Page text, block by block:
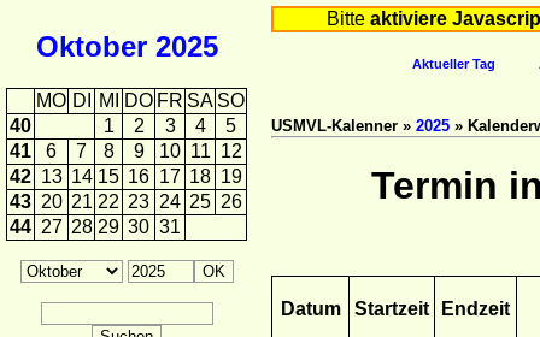
Oktober 2025
MO DI MI DO FR SA SO
40
1 2 3 4
5
41
6 7 8 9 10 11 12
42 13 14 15 16 17 18 19
43 20 21 22 23 24 25 26
44 27 28 29 30 31
Bitte aktiviere
Aktueller Tag
USMVL-Kalenner » 2025 »
Termin
Datum Startzeit Endzeit